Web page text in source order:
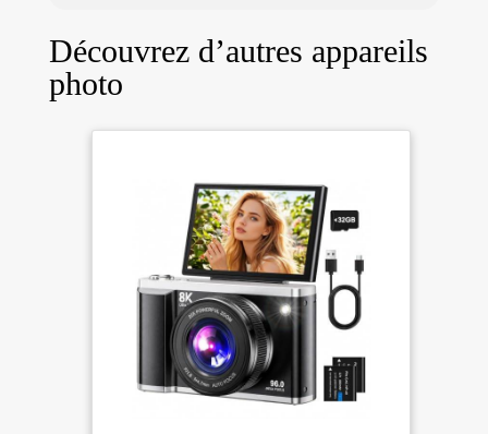
Découvrez d’autres appareils
photo